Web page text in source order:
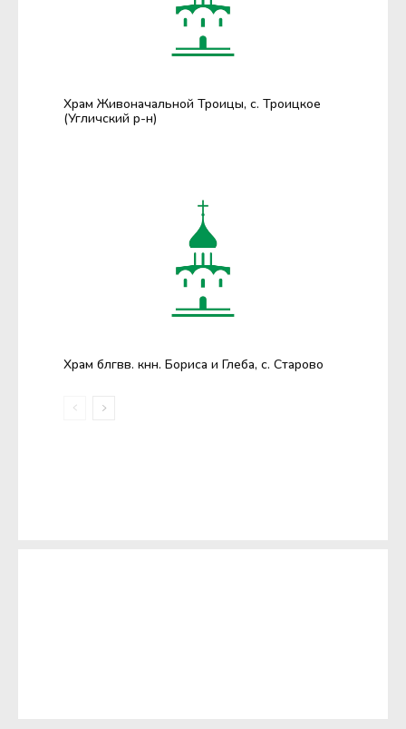
Храм Живоначальной Троицы, с. Троицкое
(Угличский р-н)
Храм блгвв. кнн. Бориса и Глеба, с. Старово